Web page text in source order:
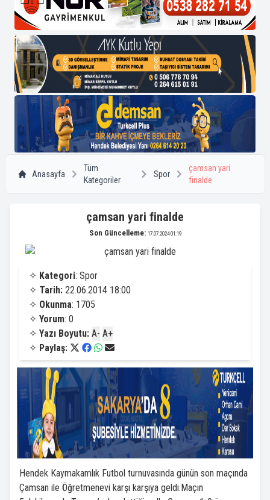
Anasayfa
Tüm
Kategoriler
Spor
çamsan yari
finalde
çamsan yari finalde
Son Güncelleme: 17.07.2024 01:19
✧ Kategori: Spor
✧ Tarih: 22.06.2014 18:00
✧ Okunma: 1705
✧ Yorum: 0
✧ Yazı Boyutu: A- A+
✧ Paylaş:
Hendek Kaymakamlık Futbol turnuvasında günün son maçında
Çamsan ile Öğretmenevi karşı karşıya geldi.Maçın